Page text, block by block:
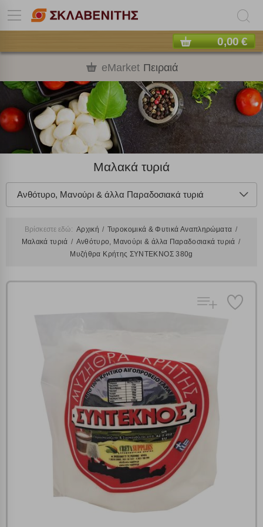
0,00 €
eMarket Πειραιά
Μαλακά τυριά
Ανθότυρo, Μανούρι & άλλα Παραδοσιακά τυριά
Βρίσκεστε εδώ: Αρχική
Τυροκομικά & Φυτικά Αναπληρώματα
Μαλακά τυριά
Ανθότυρo, Μανούρι & άλλα Παραδοσιακά τυριά
Μυζήθρα Κρήτης ΣΥΝΤΕΚΝΟΣ 380g